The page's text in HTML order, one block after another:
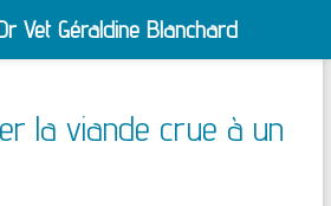
la viande crue à un
Vet Géraldine Blanchard